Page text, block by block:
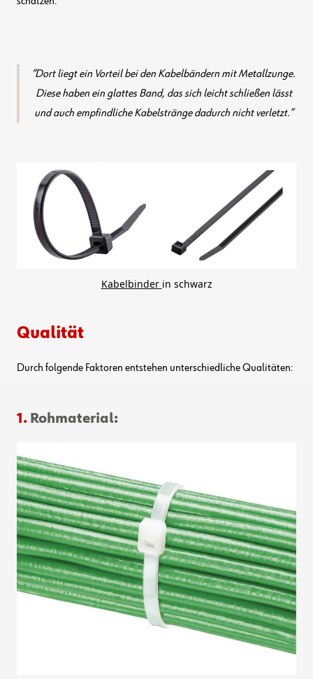
Dort liegt ein Vorteil bei den Kabelbändern mit Metallzunge.
Diese haben ein glattes Band, das sich leicht schließen lässt
und auch empfindliche Kabelstränge dadurch nicht verletzt.
Kabelbinder in schwarz
Qualität
Durch folgende Faktoren entstehen unterschiedliche Qualitäten:
1. Rohmaterial: